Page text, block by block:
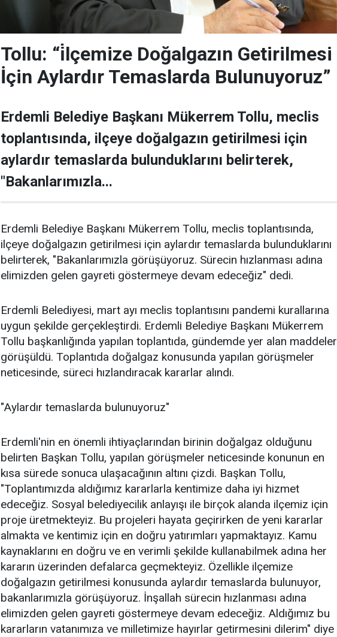
Tollu: “i̇lçemize Doğalgazın Getirilmesi
İçin Aylardır Temaslarda Bulunuyoruz”
Erdemli Belediye Başkanı Mükerrem Tollu, meclis
toplantısında, ilçeye doğalgazın getirilmesi için
aylardır temaslarda bulunduklarını belirterek,
"Bakanlarımızla...
Erdemli Belediye Başkanı Mükerrem Tollu, meclis toplantısında,
ilçeye doğalgazın getirilmesi için aylardır temaslarda bulunduklarını
belirterek, "Bakanlarımızla görüşüyoruz. Sürecin hızlanması adına
elimizden gelen gayreti göstermeye devam edeceğiz" dedi.
Erdemli Belediyesi, mart ayı meclis toplantısını pandemi kurallarına
uygun şekilde gerçekleştirdi. Erdemli Belediye Başkanı Mükerrem
Tollu başkanlığında yapılan toplantıda, gündemde yer alan maddeler
görüşüldü. Toplantıda doğalgaz konusunda yapılan görüşmeler
neticesinde, süreci hızlandıracak kararlar alındı.
"Aylardır temaslarda bulunuyoruz"
Erdemli'nin en önemli ihtiyaçlarından birinin doğalgaz olduğunu
belirten Başkan Tollu, yapılan görüşmeler neticesinde konunun en
kısa sürede sonuca ulaşacağının altını çizdi. Başkan Tollu,
"Toplantımızda aldığımız kararlarla kentimize daha iyi hizmet
edeceğiz. Sosyal belediyecilik anlayışı ile birçok alanda ilçemiz için
proje üretmekteyiz. Bu projeleri hayata geçirirken de yeni kararlar
almakta ve kentimiz için en doğru yatırımları yapmaktayız. Kamu
kaynaklarını en doğru ve en verimli şekilde kullanabilmek adına her
kararın üzerinden defalarca geçmekteyiz. Özellikle ilçemize
doğalgazın getirilmesi konusunda aylardır temaslarda bulunuyor,
bakanlarımızla görüşüyoruz. İnşallah sürecin hızlanması adına
elimizden gelen gayreti göstermeye devam edeceğiz. Aldığımız bu
kararların vatanımıza ve milletimize hayırlar getirmesini dilerim" diye